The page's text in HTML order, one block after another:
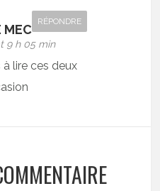
MEC
9 h 05 min
RÉPONDRE
à lire ces deux